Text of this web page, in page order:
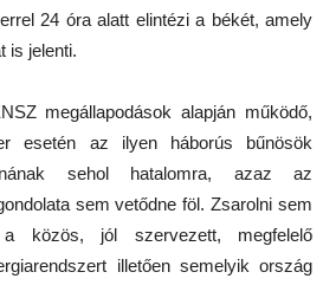
24 óra alatt elintézi a békét, amely
is jelenti.
megállapodások alapján működő,
esetén az ilyen háborús bűnösök
sehol hatalomra, azaz az
sem vetődne föl. Zsarolni sem
közös, jól szervezett, megfelelő
illetően semelyik ország